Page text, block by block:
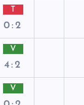
0:2
V
4:2
V